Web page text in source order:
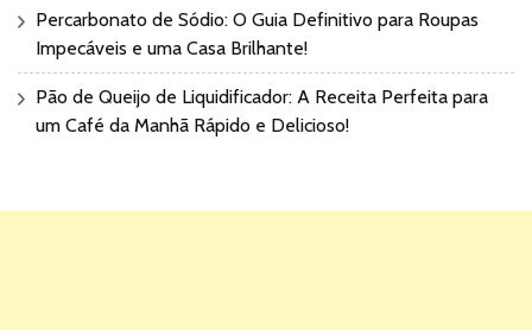
Percarbonato de Sódio: O Guia Definitivo para Roupas
Impecáveis e uma Casa Brilhante!
Pão de Queijo de Liquidificador: A Receita Perfeita para
um Café da Manhã Rápido e Delicioso!